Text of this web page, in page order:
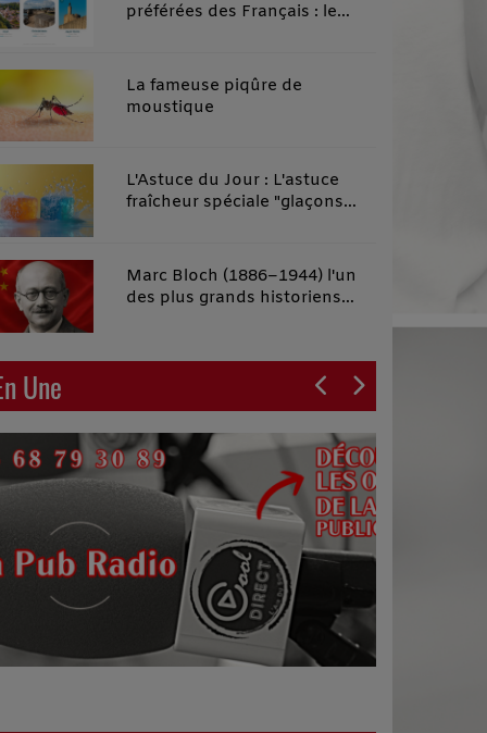
préférées des Français : le
La fameuse piqûre de
moustique
L'Astuce du Jour : L'astuce
fraîcheur spéciale "glaçons
Marc Bloch (1886–1944) l'un
des plus grands historiens
Une